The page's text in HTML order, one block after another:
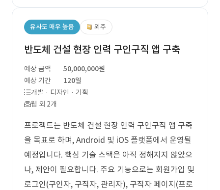
유사도 매우 높음 외주
반도체 건설 현장 인력 구인구직 앱 구축
예상 금액
50,000,000원
예상 기간
120일
개발 · 디자인 · 기획
웹 외 2개
프로젝트는 반도체 건설 현장 인력 구인구직 앱 구축
을 목표로 하며, Android 및 iOS 플랫폼에서 운영될
예정입니다. 핵심 기술 스택은 아직 정해지지 않았으
나, 제안이 필요합니다. 주요 기능으로는 회원가입 및
로그인(구인자, 구직자, 관리자), 구직자 페이지(프로